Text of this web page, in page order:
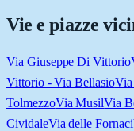
Vie e piazze
Via Giuseppe Di Vittorio
Vittorio - Via Bellasio
TolmezzoVia MusilVia
CividaleVia delle Fornaci